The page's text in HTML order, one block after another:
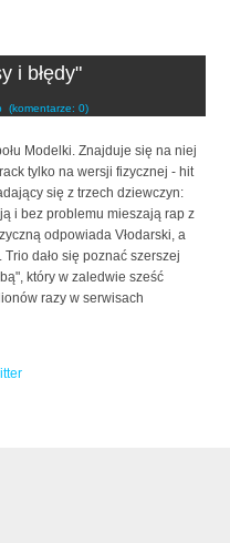
i błędy"
(komentarze: 0)
Modelki. Znajduje się na niej
tylko na wersji fizycznej - hit
się z trzech dziewczyn:
i bez problemu mieszają rap z
odpowiada Vłodarski, a
dało się poznać szerszej
który w zaledwie sześć
razy w serwisach